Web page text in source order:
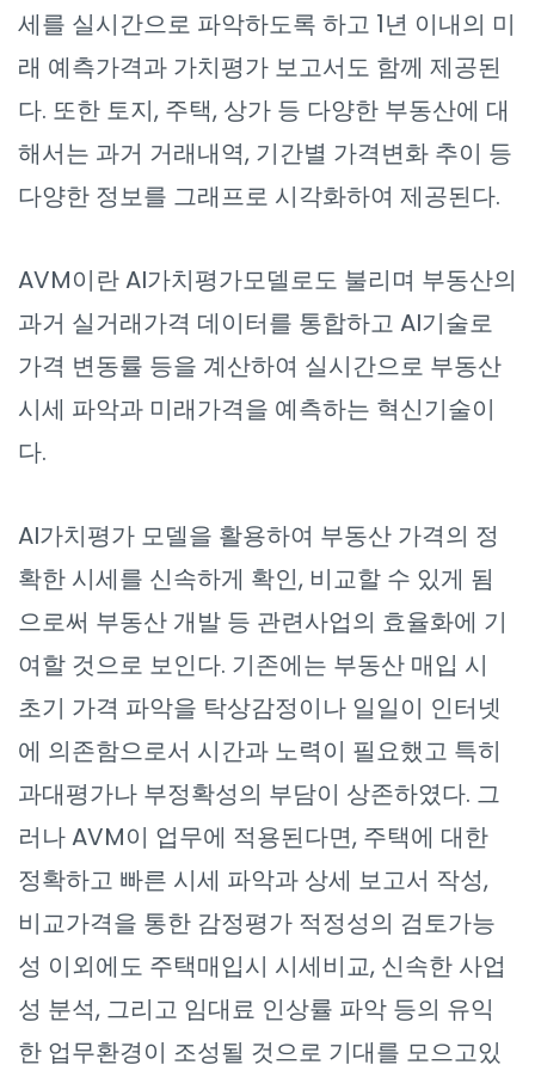
세를 실시간으로 파악하도록 하고 1년 이내의 미
래 예측가격과 가치평가 보고서도 함께 제공된
다. 또한 토지, 주택, 상가 등 다양한 부동산에 대
해서는 과거 거래내역, 기간별 가격변화 추이 등
다양한 정보를 그래프로 시각화하여 제공된다.
AVM이란 AI가치평가모델로도 불리며 부동산의
과거 실거래가격 데이터를 통합하고 AI기술로
가격 변동률 등을 계산하여 실시간으로 부동산
시세 파악과 미래가격을 예측하는 혁신기술이
다.
AI가치평가 모델을 활용하여 부동산 가격의 정
확한 시세를 신속하게 확인, 비교할 수 있게 됨
으로써 부동산 개발 등 관련사업의 효율화에 기
여할 것으로 보인다. 기존에는 부동산 매입 시
초기 가격 파악을 탁상감정이나 일일이 인터넷
에 의존함으로서 시간과 노력이 필요했고 특히
과대평가나 부정확성의 부담이 상존하였다. 그
러나 AVM이 업무에 적용된다면, 주택에 대한
정확하고 빠른 시세 파악과 상세 보고서 작성,
비교가격을 통한 감정평가 적정성의 검토가능
성 이외에도 주택매입시 시세비교, 신속한 사업
성 분석, 그리고 임대료 인상률 파악 등의 유익
한 업무환경이 조성될 것으로 기대를 모으고있